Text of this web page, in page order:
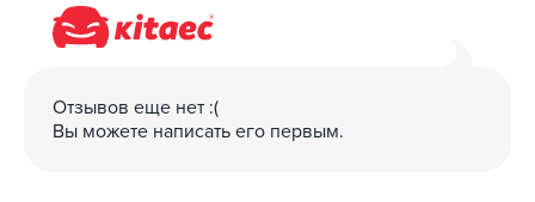
Отзывов еще нет :(
Вы можете написать его первым.